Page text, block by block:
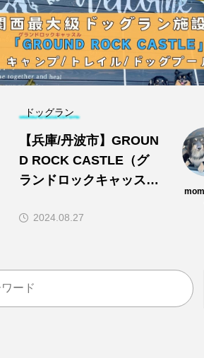
ドッグラン
【兵庫/丹波市】GROUN
D ROCK CASTLE（グ
ランドロックキャッス
ラン施設！キャンプ/ト
2024.08.27